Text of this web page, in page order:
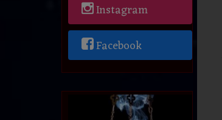
Instagram
Facebook